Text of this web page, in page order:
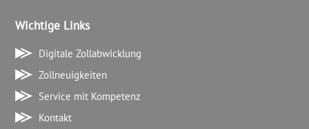
Wichtige Links
Digitale Zollabwicklung
Zollneuigkeiten
Service mit Kompetenz
Kontakt